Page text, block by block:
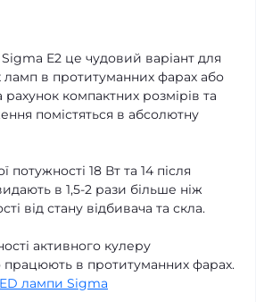
E2 це чудовий варіант для
ламп в протитуманних фарах або
рахунок компактних розмірів та
помістяться в абсолютну
потужності 18 Вт та 14 після
в 1,5-2 рази більше ніж
від стану відбивача та скла.
активного кулеру
працюють в протитуманних фарах.
лампи Sigma